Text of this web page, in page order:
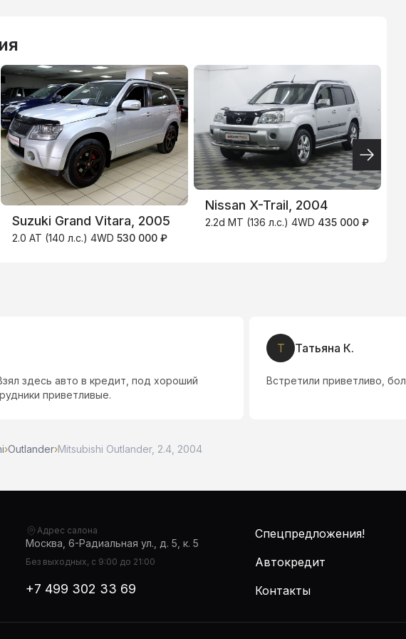
Suzuki Grand Vitara, 2005
2.0 AT (140 л.с.) 4WD 530 000 ₽
Nissan X-Trail, 2004
2.2d MT (136 л.с.) 4WD 435 000 ₽
ТИНЬКОФФ
4.9%
здесь авто в кредит, под хороший
приветливые.
Т Татьяна К.
Встретили приветливо,
›Outlander›Mitsubishi Outlander, 2.4, 2004
Адрес салона
Москва, 6-Радиальная ул., д. 5, к. 5
Без выходных, с 9:00 до 21:00
+7 499 302 33 69
Спецпредложения!
Автокредит
Контакты